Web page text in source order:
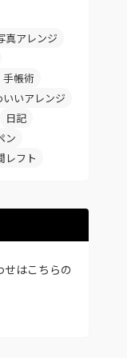
真アレンジ
手帳術
いアレンジ
日記
ン
レフト
せはこちらの